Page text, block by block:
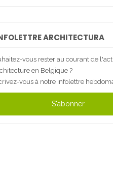
ARCHITECTURA
vous rester au courant de
en Belgique ?
vous à notre infolettre
S'abonner